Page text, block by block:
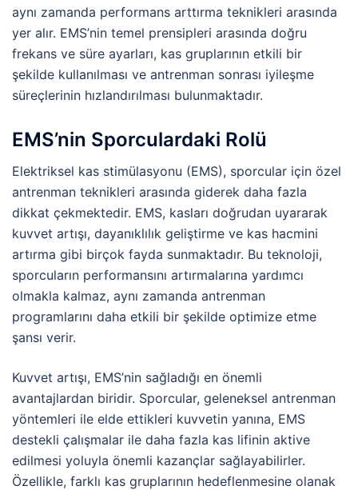
aynı zamanda performans arttırma teknikleri arasında
yer alır. EMS’nin temel prensipleri arasında doğru
frekans ve süre ayarları, kas gruplarının etkili bir
şekilde kullanılması ve antrenman sonrası iyileşme
süreçlerinin hızlandırılması bulunmaktadır.
EMS’nin Sporculardaki Rolü
Elektriksel kas stimülasyonu (EMS), sporcular için özel
antrenman teknikleri arasında giderek daha fazla
dikkat çekmektedir. EMS, kasları doğrudan uyararak
kuvvet artışı, dayanıklılık geliştirme ve kas hacmini
artırma gibi birçok fayda sunmaktadır. Bu teknoloji,
sporcuların performansını artırmalarına yardımcı
olmakla kalmaz, aynı zamanda antrenman
programlarını daha etkili bir şekilde optimize etme
şansı verir.
Kuvvet artışı, EMS’nin sağladığı en önemli
avantajlardan biridir. Sporcular, geleneksel antrenman
yöntemleri ile elde ettikleri kuvvetin yanına, EMS
destekli çalışmalar ile daha fazla kas lifinin aktive
edilmesi yoluyla önemli kazançlar sağlayabilirler.
Özellikle, farklı kas gruplarının hedeflenmesine olanak